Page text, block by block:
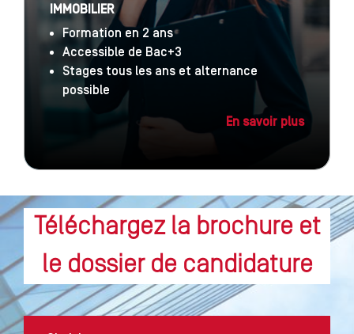
IMMOBILIER
Formation en 2 ans
Accessible de Bac+3
Stages tous les ans et alternance
possible
En savoir plus
Téléchargez la brochure et
le dossier de candidature